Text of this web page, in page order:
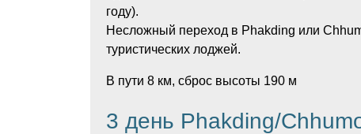
году).
Несложный переход в Phakding или
туристических лоджей.
В пути 8 км, сброс высоты 190 м
3 день Phakding/